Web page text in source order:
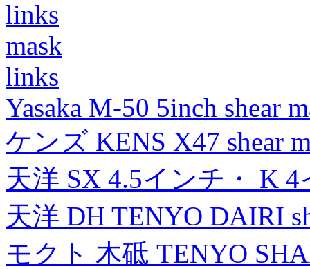
links
mask
links
Yasaka M-50 5inch shear
ケンズ KENS X47 shear
天洋 SX 4.5インチ・ K
天洋 DH TENYO DAIRI
モクト 木砥 TENYO